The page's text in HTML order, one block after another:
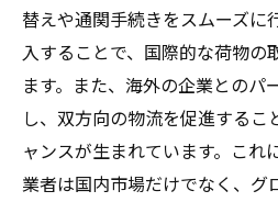
替えや通関手続きをスムーズに
入することで、国際的な荷物の
ます。また、海外の企業とのパ
し、双方向の物流を促進するこ
ャンスが生まれています。これ
業者は国内市場だけでなく、グ